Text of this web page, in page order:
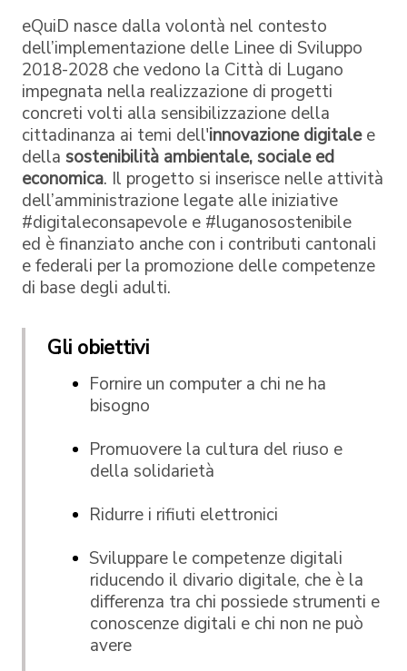
eQuiD nasce dalla volontà nel contesto
dell’implementazione delle Linee di Sviluppo
2018-2028 che vedono la Città di Lugano
impegnata nella realizzazione di progetti
concreti volti alla sensibilizzazione della
cittadinanza ai temi dell'innovazione digitalee
della sostenibilità ambientale, sociale ed
economica. Il progetto si inserisce nelle attività
dell’amministrazione legate alle iniziative
#digitaleconsapevole e #luganosostenibile
ed è finanziato anche con i contributi cantonali
e federali per la promozione delle competenze
di base degli adulti.
Gli obiettivi
Fornire un computer a chi ne ha
bisogno
Promuovere la cultura del riuso e
della solidarietà
Ridurre i rifiuti elettronici
Sviluppare le competenze digitali
riducendo il divario digitale, che è la
differenza tra chi possiede strumenti e
conoscenze digitali e chi non ne può
avere